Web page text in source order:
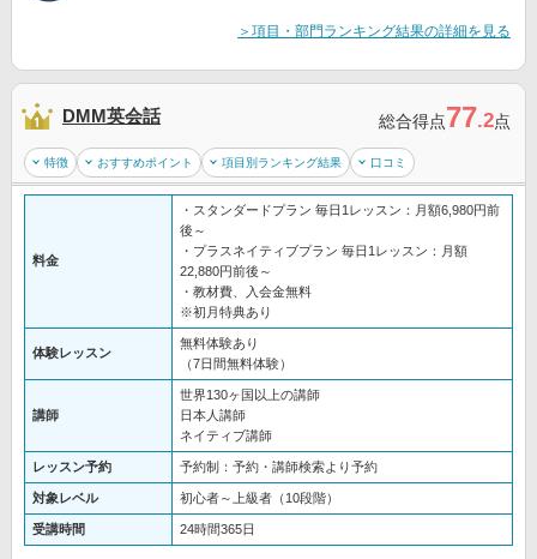
＞項目・部門ランキング結果の詳細を見る
DMM英会話 総合得点77.2点
特徴 おすすめポイント 項目別ランキング結果 口コミ
料金
・スタンダードプラン 毎日1レッスン：月額6,980円前
後～
・プラスネイティブプラン 毎日1レッスン：月額
22,880円前後～
・教材費、入会金無料
※初月特典あり
体験レッスン
無料体験あり
（7日間無料体験）
講師
世界130ヶ国以上の講師
日本人講師
ネイティブ講師
レッスン予約 予約制：予約・講師検索より予約
対象レベル 初心者～上級者（10段階）
受講時間 24時間365日